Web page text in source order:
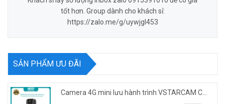
tốt hơn. Group dành cho khách sỉ:
https://zalo.me/g/uywjgl453
SẢN PHẨM ƯU ĐÃI
Camera 4G mini lưu hành trình VSTARCAM CB77 phân giải 3MP FullHD 1080P - Action cam quay Vlog